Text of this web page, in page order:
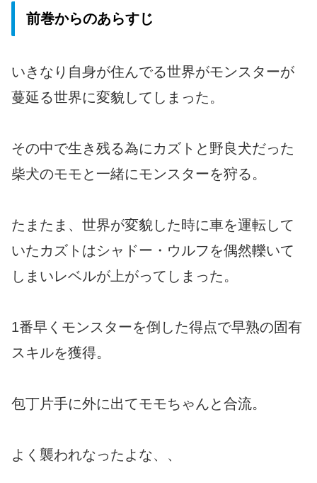
前巻からのあらすじ
いきなり自身が住んでる世界がモンスターが
蔓延る世界に変貌してしまった。
その中で生き残る為にカズトと野良犬だった
柴犬のモモと一緒にモンスターを狩る。
たまたま、世界が変貌した時に車を運転して
いたカズトはシャドー・ウルフを偶然轢いて
しまいレベルが上がってしまった。
1番早くモンスターを倒した得点で早熟の固有
スキルを獲得。
包丁片手に外に出てモモちゃんと合流。
よく襲われなったよな、、